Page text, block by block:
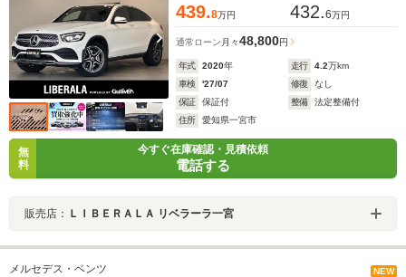
439.8万円 432.6万円
通常ローン 月々48,800円
年式 2020年 走行 4.2万km
車検
'27/07 修復
なし
保証
保証付 整備
法定整備付
住所
愛知県一宮市
無
料
今すぐ在庫確認・見積依頼
電話する
販売店： ＬＩＢＥＲＡＬＡ リベラーラ一宮
メルセデス・ベンツ NEW